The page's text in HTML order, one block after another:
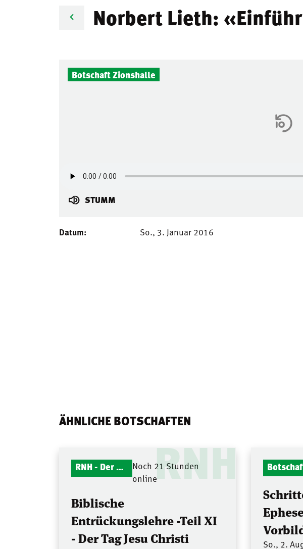
Norbert Lieth:
Botschaft Zionshalle
STUMM
Datum: So., 3. Januar 2016
ÄHNLICHE BOTSCHAFTEN
RNH
RNH - Der Mitternachtsruf
Noch 21 Stunden
online
Biblische
Entrückungslehre -Teil XI
- Der Tag Jesu Christi
So., 2.